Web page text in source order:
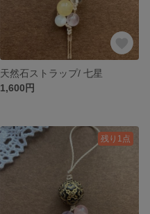
天然石ストラップ/ 七星
1,600円
残り1点